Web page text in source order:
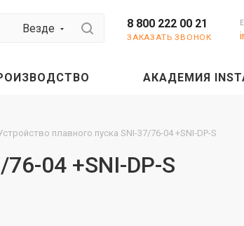
Везде 8 800 222 00 21
ЗАКАЗАТЬ ЗВОНОК
АКАДЕМИЯ
плавного пуска SNI-37/76-04 +SNI-DP-S
04 +SNI-DP-S